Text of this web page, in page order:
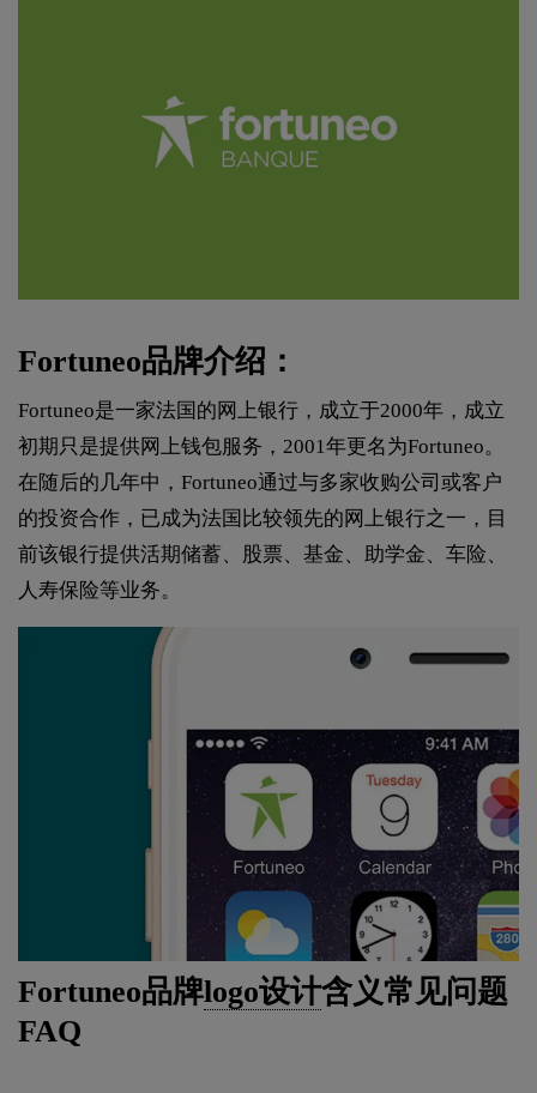
Fortuneo品牌介绍：
Fortuneo是一家法国的网上银行，成立于2000年，成立
初期只是提供网上钱包服务，2001年更名为Fortuneo。
在随后的几年中，Fortuneo通过与多家收购公司或客户
的投资合作，已成为法国比较领先的网上银行之一，目
前该银行提供活期储蓄、股票、基金、助学金、车险、
人寿保险等业务。
Fortuneo品牌logo设计含义常见问题
FAQ